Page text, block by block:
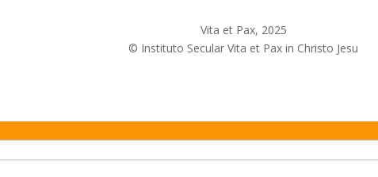
Vita et Pax, 2025
© Instituto Secular Vita et Pax in Christo Jesu